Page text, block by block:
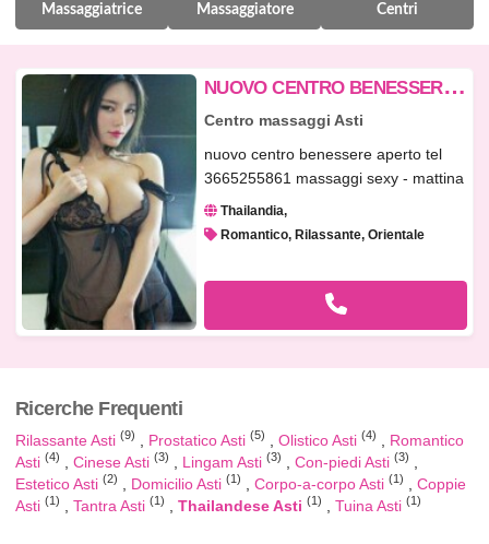
Massaggiatrice Massaggiatore Centri
N
UOVO CENTRO BENESSERE APERTO Tel 3665255861
Centro massaggi Asti
nuovo centro benessere aperto tel
3665255861 massaggi sexy - mattina
9...Thailandia
Romantico, Rilassante, Orientale
Ricerche Frequenti
Rilassante Asti (9) Prostatico Asti (5) Olistico Asti (4)
Romantico
Asti (4) Cinese Asti (3) Lingam Asti (3) Con-piedi Asti (3)
Estetico Asti (2) Domicilio Asti (1) Corpo-a-corpo Asti (1)
Coppie
Asti (1) Tantra Asti (1) Thailandese Asti (1) Tuina Asti (1)